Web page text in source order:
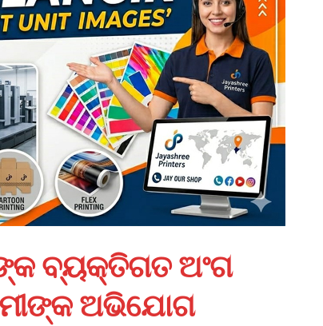
ବ୍ୟକ୍ତିଗତ ଅଂଗ
ଅଭିଯୋଗ